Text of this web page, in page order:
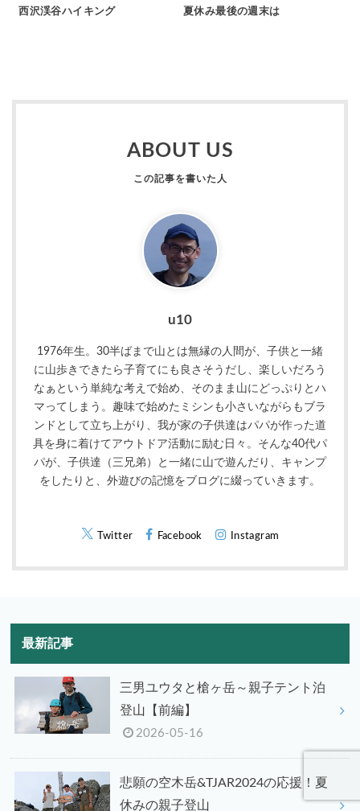
西沢渓谷ハイキング
夏休み最後の週末は
ABOUT US
u10
1976年生。30半ばまで山とは無縁の人間が、子供と一緒
に山歩きできたら子育てにも良さそうだし、楽しいだろう
なぁという単純な考えで始め、そのまま山にどっぷりとハ
マってしまう。趣味で始めたミシンも小さいながらもブラ
ンドとして立ち上がり、我が家の子供達はパパが作った道
具を身に着けてアウトドア活動に励む日々。そんな40代パ
パが、子供達（三兄弟）と一緒に山で遊んだり、キャンプ
をしたりと、外遊びの記憶をブログに綴っていきます。
Twitter Facebook Instagram
最新記事
三男ユウタと槍ヶ岳～親子テント泊
登山【前編】
2026-05-16
悲願の空木岳&TJAR2024の応援！夏
休みの親子登山